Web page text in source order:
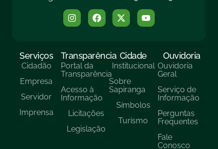
Serviços
Cidadão
Empresa
Servidor
Imprensa
Transparência
Portal da
Transparência
Acesso à
Informação
Licitações
Legislação
Cidade
Institucional
Sobre
Sapiranga
Símbolos
Turísmo
Ouvidoria
Ouvidoria
Geral
Serviço de
Informação
Perguntas
Frequentes
Fale
Conosco